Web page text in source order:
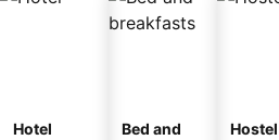
Hotel
Bed and
Hostel